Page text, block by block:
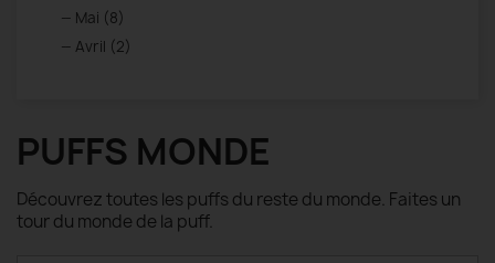
Mai (8)
Avril (2)
PUFFS MONDE
Découvrez toutes les puffs du reste du monde. Faites un
tour du monde de la puff.